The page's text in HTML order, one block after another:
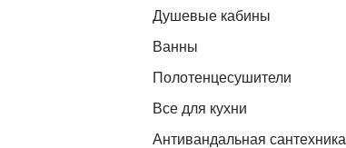
Душевые кабины
Ванны
Полотенцесушители
Все для кухни
Антивандальная сантехника